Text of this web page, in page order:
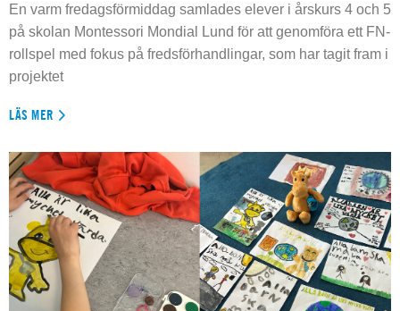
En varm fredagsförmiddag samlades elever i årskurs 4 och 5
på skolan Montessori Mondial Lund för att genomföra ett FN-
rollspel med fokus på fredsförhandlingar, som har tagit fram i
projektet
LÄS MER